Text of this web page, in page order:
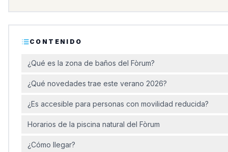
CONTENIDO
¿Qué es la zona de baños del Fòrum?
¿Qué novedades trae este verano 2026?
¿Es accesible para personas con movilidad reducida?
Horarios de la piscina natural del Fòrum
¿Cómo llegar?